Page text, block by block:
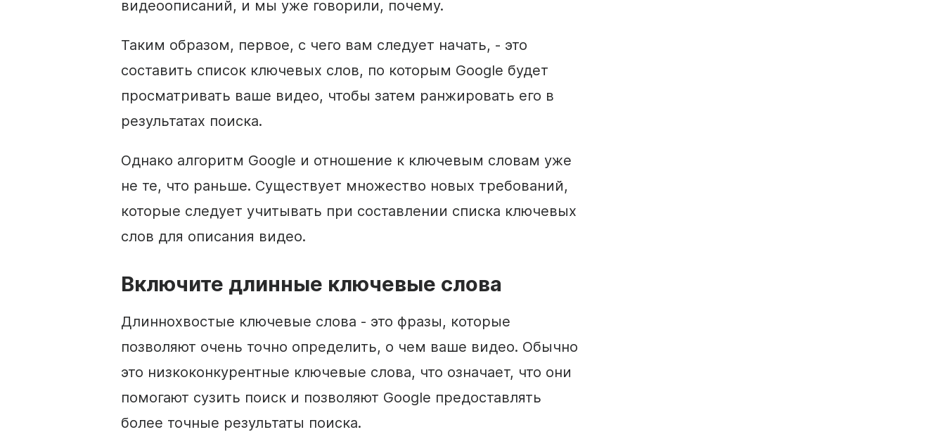
видеоописаний, и мы уже говорили, почему.
Таким образом, первое, с чего вам следует начать, - это
составить список ключевых слов, по которым Google будет
просматривать ваше видео, чтобы затем ранжировать его в
результатах поиска.
Однако алгоритм Google и отношение к ключевым словам уже
не те, что раньше. Существует множество новых требований,
которые следует учитывать при составлении списка ключевых
слов для описания видео.
Включите длинные ключевые слова
Длиннохвостые ключевые слова - это фразы, которые
позволяют очень точно определить, о чем ваше видео. Обычно
это низкоконкурентные ключевые слова, что означает, что они
помогают сузить поиск и позволяют Google предоставлять
более точные результаты поиска.